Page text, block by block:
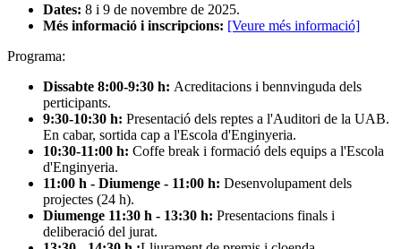
Dates: 8 i 9 de novembre de 2025.
Més informació i inscripcions: [Veure més informació]
Programa:
Dissabte 8:00-9:30 h: Acreditacions i bennvinguda dels
perticipants.
9:30-10:30 h: Presentació dels reptes a l'Auditori de la UAB.
En cabar, sortida cap a l'Escola d'Enginyeria.
10:30-11:00 h: Coffe break i formació dels equips a l'Escola
d'Enginyeria.
11:00 h - Diumenge - 11:00 h: Desenvolupament dels
projectes (24 h).
Diumenge 11:30 h - 13:30 h: Presentacions finals i
deliberació del jurat.